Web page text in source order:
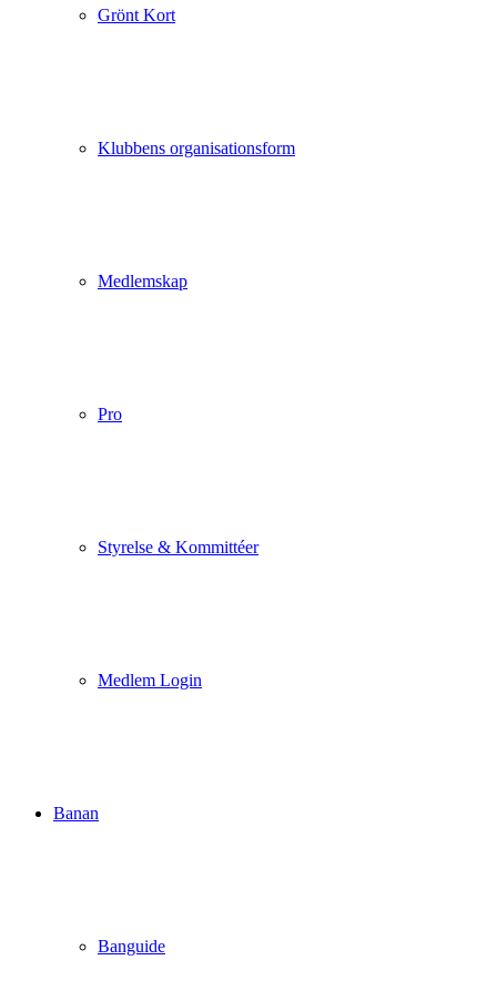
Grönt Kort
Klubbens organisationsform
Medlemskap
Pro
Styrelse & Kommittéer
Medlem Login
Banan
Banguide